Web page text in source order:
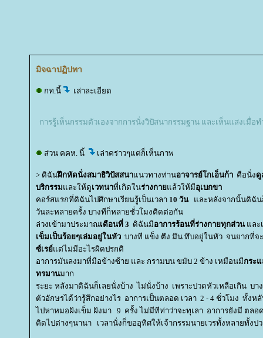
มิจฉาปฏิปทา
กท.นี้ เล่าละเอียด
การรู้เห็นกรรมตัวเองจากการนั่งวิปัสนากรรมฐาน และเห็นแสงเมื่อท
ส่วน คคห. นี้ เล่าคร่าวๆแต่ก็เห็นภาพ
> ดิฉันฝึกหัดนั่งสมาธิวิปัสสนานวทางท่านอาจารย์โกเอ็นก้า คือนั่งดู
บริกรรมละให้ดูเวทนาที่เกิดในร่างกาล้วให้มีอุเบกขา
คอร์สแรกที่ดิฉันไปศึกษาเรียนรู้เป็นเวลา 10 วันละหลังจากนั้นดิฉันก็
วันละหลายครั้ง บางทีก็หลายชั่วโมงติดต่อกัน
ล่วงเข้ามาประมาณเดือนที่ 3 ดิฉันมีอาการร้อนที่ร่างกายทุกส่วนละเ
เข็มเป็นร้อยๆเล่มอยู่ในหัว บางที แข็ง ตึง มึน ทึบอยู่ในหัว จนยากที่
ซ์เรย์ต่ไม่มีอะไรผิดปรกติ
อาการมันลงมาที่มือข้างซ้าย และ กรามบน ขมับ 2 ข้าง เหมือนมีกระ
ทรมานมาก
ระยะ หลังมาดิฉันก็เลยนั่งบ้าง ไม่นั่งบ้าง เพราะปวดหัวเหลือเกิน บา
ตัวอักษรได้ว่ารู้สึกอย่างไร อาการเป็นตลอด เวลา 2 - 4 ชั่วโมง ทั้ง
ไปหาหมอฝังเข็ม ฝังมา 9 ครั้ง ไม่มีทีท่าว่าจะทุเลา อาการยังมี ตล
คิดไปต่างๆนานา เวลานั่งก็ขออุทิศให้เจ้ากรรมนายเวรทั้งหลายทั้งป